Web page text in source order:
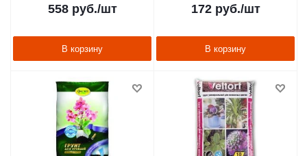
558руб./шт
В корзину
172руб./шт
В корзину